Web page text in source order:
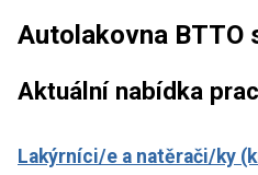
Autolakovna BTTO
Aktuální nabídka
Lakýrníci/e a natěrači/ky